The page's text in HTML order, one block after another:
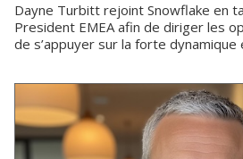
Dayne Turbitt rejoint Snowflake en
President EMEA afin de diriger les
de s’appuyer sur la forte dynamique